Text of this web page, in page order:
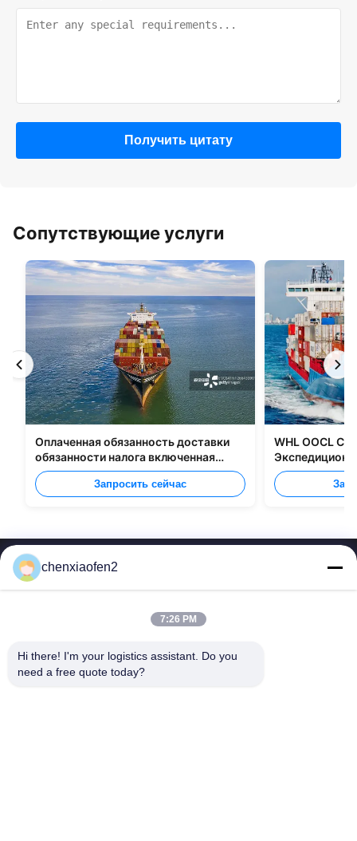
Получить цитату
Сопутствующие услуги
Оплаченная обязанность доставки
обязанности налога включенная
грузящ все типы упаковки
Запросить сейчас
WHL OOCL
перевозке
Быстрые
Свяжитесь с нами
chenxiaofen2
7:26 PM
Hi there! I'm your logistics assistant. Do you
need a free quote today?